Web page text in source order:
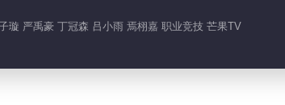
璇 严禹豪 丁冠森 吕小雨 焉栩嘉 职业竞技 芒果TV